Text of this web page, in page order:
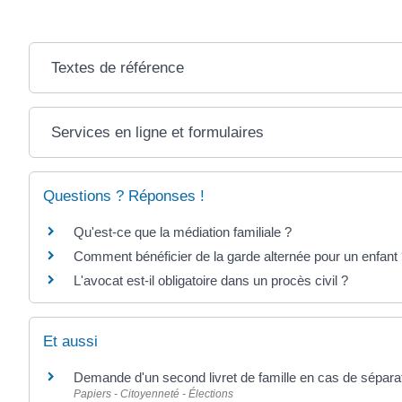
Textes de référence
Services en ligne et formulaires
Questions ? Réponses !
Qu'est-ce que la médiation familiale ?
Comment bénéficier de la garde alternée pour un enfant
L'avocat est-il obligatoire dans un procès civil ?
Et aussi
Demande d'un second livret de famille en cas de
Papiers - Citoyenneté - Élections